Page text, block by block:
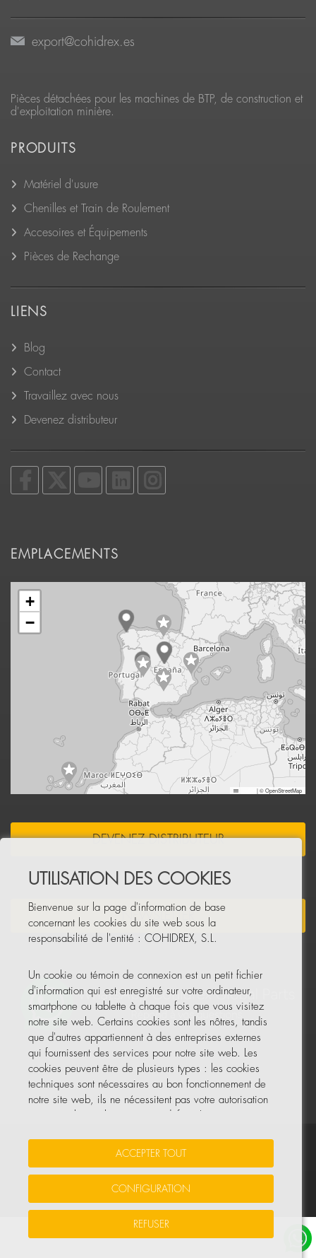
export@cohidrex.es
Pièces détachées pour les machines de BTP, de construction et
d'exploitation minière.
PRODUITS
Matériel d'usure
Chenilles et Train de Roulement
Accesoires et Équipements
Pièces de Rechange
LIENS
Blog
Contact
Travaillez avec nous
Devenez distributeur
EMPLACEMENTS
+
−
|© OpenStreetMap
DEVENEZ DISTRIBUTEUR
NEWSLETTER
Vos données sont sécurisées • Protection des données
© Tous droits réservés, COHIDREX GLOBAL PARTS, S.L.U.
UTILISATION DES COOKIES
Bienvenue sur la page d'information de base
concernant les cookies du site web sous la
responsabilité de l'entité : COHIDREX, S.L.
Un cookie ou témoin de connexion est un petit fichier
d'information qui est enregistré sur votre ordinateur,
smartphone ou tablette à chaque fois que vous visitez
notre site web. Certains cookies sont les nôtres, tandis
que d'autres appartiennent à des entreprises externes
qui fournissent des services pour notre site web. Les
cookies peuvent être de plusieurs types : les cookies
techniques sont nécessaires au bon fonctionnement de
notre site web, ils ne nécessitent pas votre autorisation
goûts et intérêts personnels.
Vous pouvez accepter tous ces cookies en appuyant sur
le bouton ACCEPTER TOUT ou les configurer ou refuser
ACCEPTER TOUT
CONFIGURATION
REFUSER